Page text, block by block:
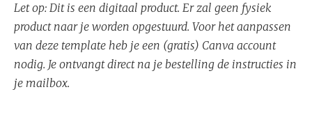
Let op: Dit is een digitaal product. Er zal geen fysiek
product naar je worden opgestuurd. Voor het aanpassen
van deze template heb je een (gratis) Canva account
nodig. Je ontvangt direct na je bestelling de instructies in
je mailbox.